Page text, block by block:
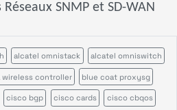
SNMP et SD-WAN
alcatel omnistack alcatel omniswitch
wireless controller blue coat proxysg
cisco bgp cisco cards cisco cbqos